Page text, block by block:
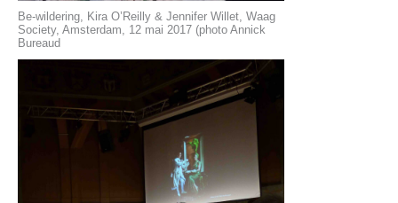
Be-wildering, Kira O’Reilly & Jennifer Willet, Waag
Society, Amsterdam, 12 mai 2017 (photo Annick
Bureaud